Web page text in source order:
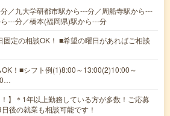
／九大学研都市駅から---分／周船寺駅から---
---分／橋本(福岡県)駅から---分
固定の相談OK！ ■希望の曜日があればご相談
！■シフト例(1)8:00～13:00(2)10:00～
！】＊1年以上勤務している方が多数！ご応募
後の就業も相談可能です！